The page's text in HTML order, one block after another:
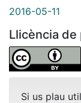
2016-05-11
Llicència de
Si us plau